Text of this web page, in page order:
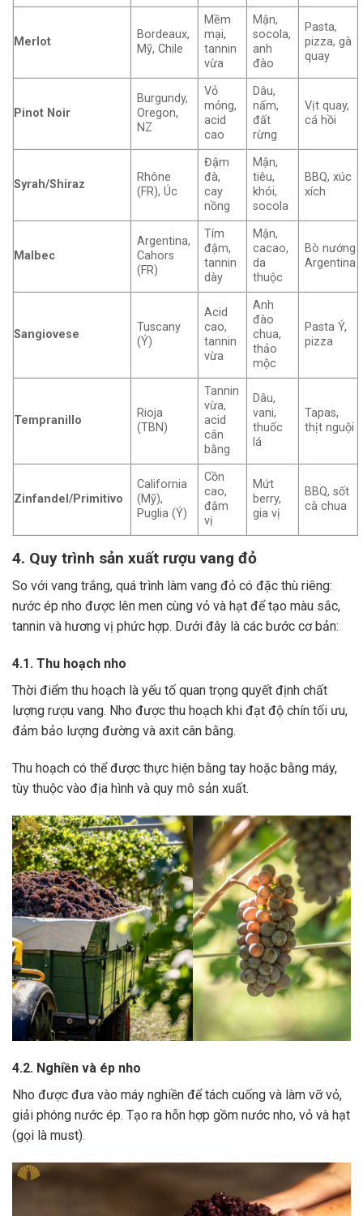
Merlot
Bordeaux,
Mỹ, Chile
Mềm
mại,
tannin
vừa
Mận,
socola,
anh
đào
Pasta,
pizza, gà
quay
Pinot Noir
Burgundy,
Oregon,
NZ
Vỏ
mỏng,
acid
cao
Dâu,
nấm,
đất
rừng
Vịt quay,
cá hồi
Syrah/Shiraz
Rhône
(FR), Úc
Đậm
đà,
cay
nồng
Mận,
tiêu,
khói,
socola
BBQ, xúc
xích
Malbec
Argentina,
Cahors
(FR)
Tím
đậm,
tannin
dày
Mận,
cacao,
da
thuộc
Bò nướng
Argentina
Sangiovese
Tuscany
(Ý)
Acid
cao,
tannin
vừa
Anh
đào
chua,
thảo
mộc
Pasta Ý,
pizza
Tempranillo
Rioja
(TBN)
Tannin
vừa,
acid
cân
bằng
Dâu,
vani,
thuốc
lá
Tapas,
thịt nguội
Zinfandel/Primitivo
California
(Mỹ),
Puglia (Ý)
Cồn
cao,
đậm
vị
Mứt
berry,
gia vị
BBQ, sốt
cà chua
4. Quy trình sản xuất rượu vang đỏ
So với vang trắng, quá trình làm vang đỏ có đặc thù riêng:
nước ép nho được lên men cùng vỏ và hạt để tạo màu sắc,
tannin và hương vị phức hợp. Dưới đây là các bước cơ bản:
4.1. Thu hoạch nho
Thời điểm thu hoạch là yếu tố quan trọng quyết định chất
lượng rượu vang. Nho được thu hoạch khi đạt độ chín tối ưu,
đảm bảo lượng đường và axit cân bằng.
Thu hoạch có thể được thực hiện bằng tay hoặc bằng máy,
tùy thuộc vào địa hình và quy mô sản xuất.
4.2. Nghiền và ép nho
Nho được đưa vào máy nghiền để tách cuống và làm vỡ vỏ,
giải phóng nước ép. Tạo ra hỗn hợp gồm nước nho, vỏ và hạt
(gọi là must).